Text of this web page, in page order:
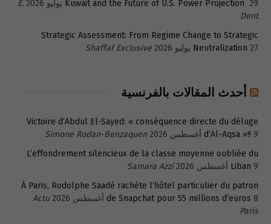
Kuwait and the Future of U.S. Power Projection 29 يوليو 2026
E.
Dent
Strategic Assessment: From Regime Change to Strategic
Neutralization 27 يوليو 2026 Shaffaf Exclusive
أحدث المقالات بالفرنسية
Victoire d’Abdul El-Sayed: « conséquence directe du déluge
d’Al-Aqsa »!! 9 أغسطس 2026
Simone Rodan-Benzaquen
L’effondrement silencieux de la classe moyenne oubliée du
Liban 9 أغسطس 2026
Samara Azzi
À Paris, Rodolphe Saadé rachète l’hôtel particulier du patron
de Snapchat pour 55 millions d’euros 8 أغسطس 2026
Actu
Paris